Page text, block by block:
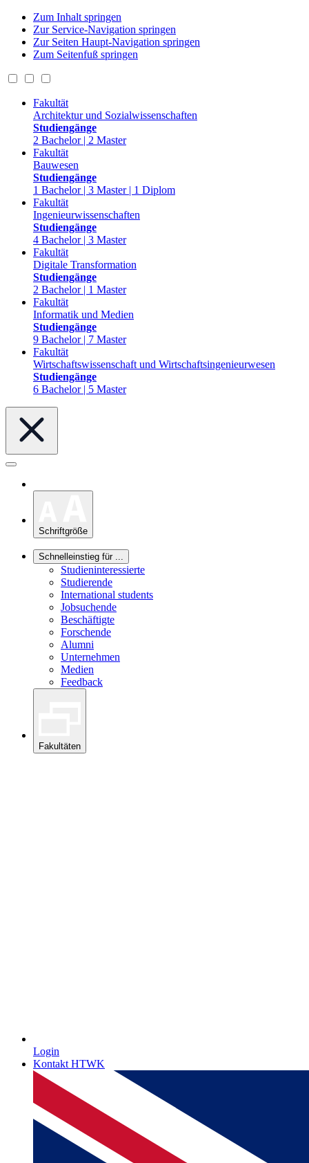
Zum Inhalt springen
Zur Service-Navigation springen
Zur Seiten Haupt-Navigation springen
Zum Seitenfuß springen
Fakultät
Architektur und Sozialwissenschaften
Studiengänge
2 Bachelor | 2 Master
Fakultät
Bauwesen
Studiengänge
1 Bachelor | 3 Master | 1 Diplom
Fakultät
Ingenieurwissenschaften
Studiengänge
4 Bachelor | 3 Master
Fakultät
Digitale Transformation
Studiengänge
2 Bachelor | 1 Master
Fakultät
Informatik und Medien
Studiengänge
9 Bachelor | 7 Master
Fakultät
Wirtschaftswissenschaft und Wirtschaftsingenieurwesen
Studiengänge
6 Bachelor | 5 Master
Schriftgröße
Schnelleinstieg für ...
Studieninteressierte
Studierende
International students
Jobsuchende
Beschäftigte
Forschende
Alumni
Unternehmen
Medien
Feedback
Fakultäten
Login
Kontakt HTWK